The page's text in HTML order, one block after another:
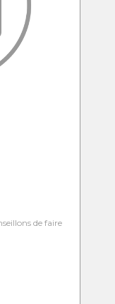
de faire